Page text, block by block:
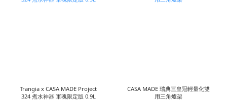
Trangia x CASA MADE Project
324 煮水神器 軍魂限定版 0.9L
CASA MADE 瑞典三皇冠輕量化雙
用三角爐架